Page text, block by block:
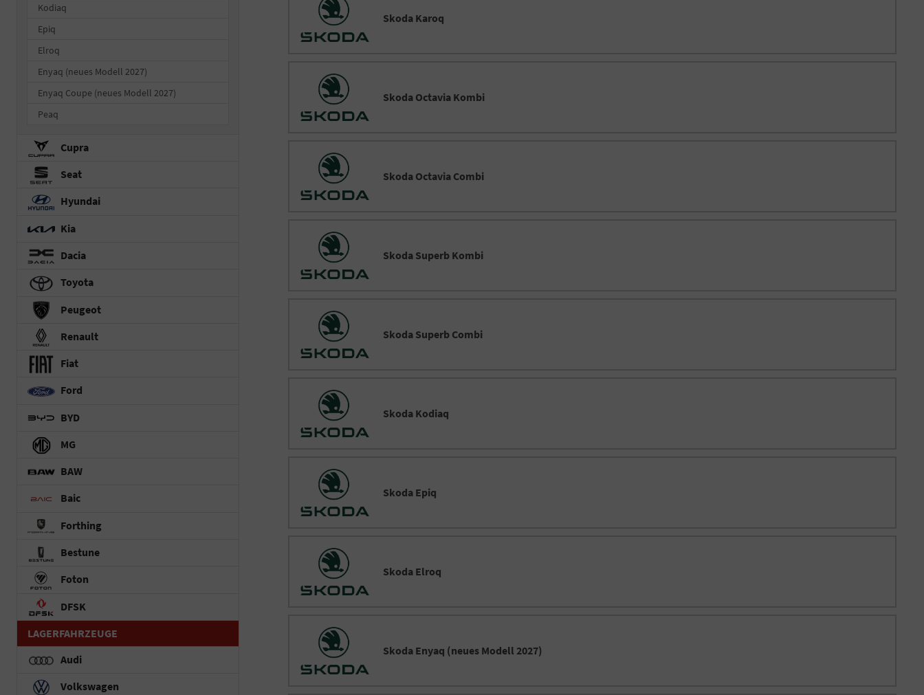
Skoda Karoq
Skoda Octavia Kombi
Skoda Octavia Combi
Skoda Superb Kombi
Skoda Superb Combi
Skoda Kodiaq
Skoda Epiq
Skoda Elroq
Skoda Enyaq (neues Modell 2027)
Kodiaq
Epiq
Elroq
Enyaq (neues Modell 2027)
Enyaq Coupe (neues Modell 2027)
Peaq
Cupra
Seat
Hyundai
Kia
Dacia
Toyota
Peugeot
Renault
Fiat
Ford
BYD
MG
BAW
Baic
Forthing
Bestune
Foton
DFSK
LAGERFAHRZEUGE
Audi
Volkswagen